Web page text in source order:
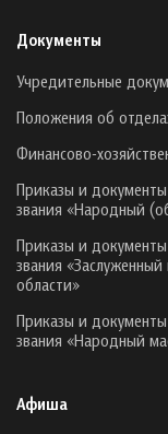
Документы
Учредительные
Положения об
Финансово-
Приказы и
звания «Народный
Приказы и
звания
области»
Приказы и
звания «Народный
Афиша